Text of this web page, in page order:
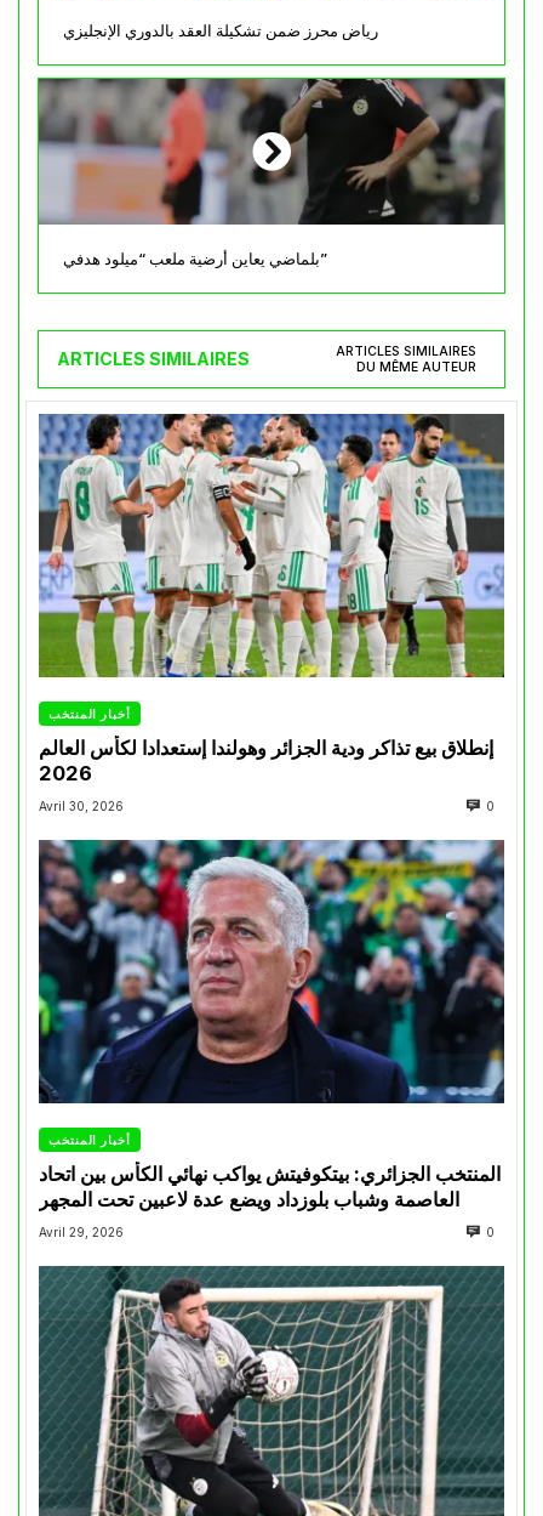
رياض محرز ضمن تشكيلة العقد بالدوري الإنجليزي
بلماضي يعاين أرضية ملعب “ميلود هدفي”
ARTICLES SIMILAIRES
ARTICLES SIMILAIRES
DU MÊME AUTEUR
أخبار المنتخب
إنطلاق بيع تذاكر ودية الجزائر وهولندا إستعدادا لكأس العالم
2026
Avril 30, 2026 0
أخبار المنتخب
المنتخب الجزائري: بيتكوفيتش يواكب نهائي الكأس بين اتحاد
العاصمة وشباب بلوزداد ويضع عدة لاعبين تحت المجهر
Avril 29, 2026 0